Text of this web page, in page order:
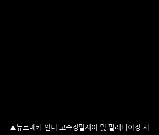
▲뉴로메카 인디 고속정밀제어 및 팔레타이징 시